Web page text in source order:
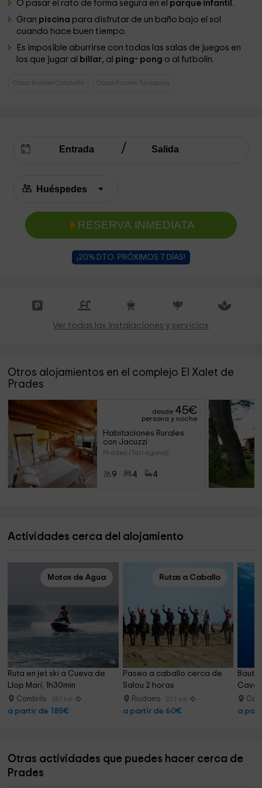
O pasar el rato de forma segura en el parque infantil .
Gran piscina para disfrutar de un baño bajo el sol
cuando hace buen tiempo.
Es imposible aburrirse con todas las salas de juegos en
los que jugar al billar, al ping- pong o al futbolín.
Casas Rurales Cataluña Casas Rurales Tarragona
RESERVA INMEDIATA
¡20% DTO. PRÓXIMOS 7 DÍAS!
Ver todas las instalaciones y servicios
Otros alojamientos en el complejo El Xalet de
Prades
desde 45€
persona y noche
Habitaciones Rurales
con Jacuzzi
Prades (Tarragona)
9 4 4
Actividades cerca del alojamiento
Motos de Agua
Ruta en jet ski a Cueva de
Llop Marí, 1h30min
Cambrils 28.1 km
a partir de 185€
Rutas a Caballo
Paseo a caballo cerca de
Salou 2 horas
Riudoms 20.1 km
a partir de 60€ a
Otras actividades que puedes hacer cerca de
Prades